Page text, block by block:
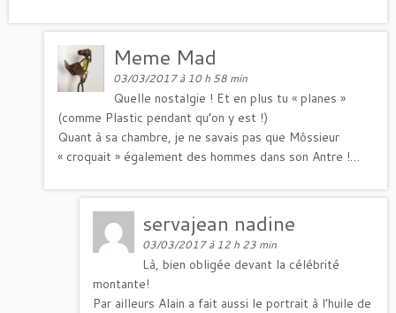
Meme Mad
03/03/2017 à 10 h 58 min
Quelle nostalgie ! Et en plus tu « planes »
(comme Plastic pendant qu’on y est !)
Quant à sa chambre, je ne savais pas que Môssieur
« croquait » également des hommes dans son Antre !…
servajean nadine
03/03/2017 à 12 h 23 min
Là, bien obligée devant la célébrité
montante!
Par ailleurs Alain a fait aussi le portrait à l’huile de